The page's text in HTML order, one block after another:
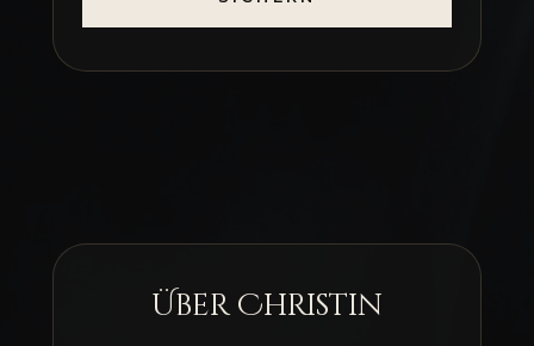
Über Christin